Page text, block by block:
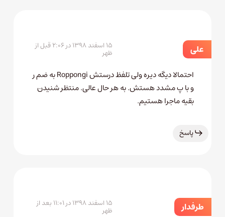
علی ۱۵ اسفند ۱۳۹۸ در ۲:۰۶ قبل از
ظهر
احتمالا دیگه دیره ولی تلفظ درستش Roppongi به ضم ر
و با پ مشدد هستش. به هر حال عالی. منتظر شنیدن
بقیه ماجرا هستیم.
پاسخ
طرفدار ۱۵ اسفند ۱۳۹۸ در ۱۱:۰۱ بعد از
ظهر